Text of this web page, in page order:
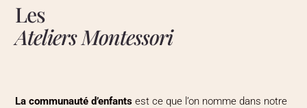
Les
Ateliers Montessori
La communauté d’enfants est ce que l’on nomme dans notre